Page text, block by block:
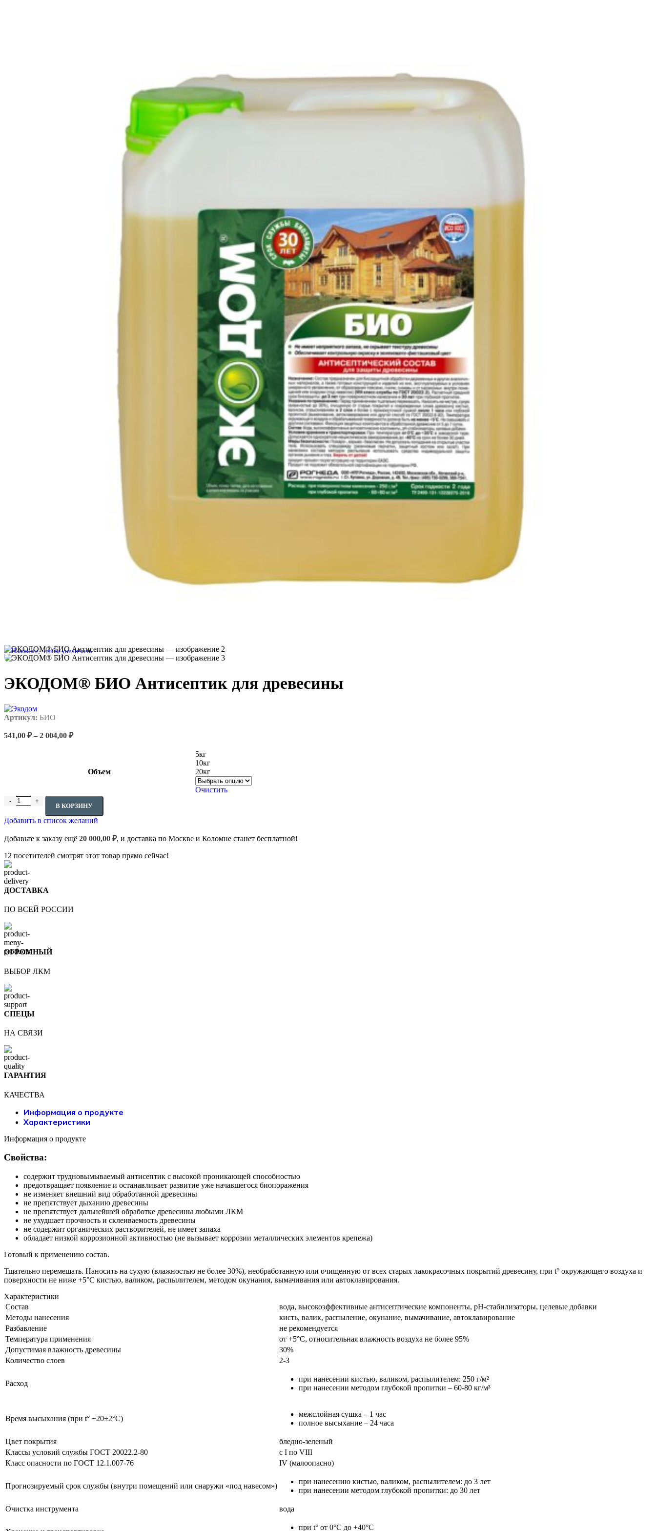
Нажмите, чтобы увеличить
ЭКОДОМ® БИО Антисептик для древесины
Артикул: БИО
541,00 ₽ – 2 004,00 ₽
Объем
5кг
10кг
20кг
Очистить
В КОРЗИНУ
Добавить в список желаний
Добавьте к заказу ещё 20 000,00 ₽, и доставка по Москве и Коломне станет бесплатной!
12 посетителей смотрят этот товар прямо сейчас!
ДОСТАВКА
ПО ВСЕЙ РОССИИ
ОГРОМНЫЙ
ВЫБОР ЛКМ
СПЕЦЫ
НА СВЯЗИ
ГАРАНТИЯ
КАЧЕСТВА
Информация о продукте
Характеристики
Информация о продукте
Свойства:
содержит трудновымываемый антисептик с высокой проникающей способностью
предотвращает появление и останавливает развитие уже начавшегося биопоражения
не изменяет внешний вид обработанной древесины
не препятствует дыханию древесины
не препятствует дальнейшей обработке древесины любыми ЛКМ
не ухудшает прочность и склеиваемость древесины
не содержит органических растворителей, не имеет запаха
обладает низкой коррозионной активностью (не вызывает коррозии металлических элементов крепежа)
Готовый к применению состав.
Тщательно перемешать. Наносить на сухую (влажностью не более 30%), необработанную или очищенную от всех старых лакокрасочных покрытий древесину, при t° окружающего воздуха и
поверхности не ниже +5°C кистью, валиком, распылителем, методом окунания, вымачивания или автоклавирования.
Характеристики
Состав
вода, высокоэффективные антисептические компоненты, pH-стабилизаторы, целевые добавки
Методы нанесения
кисть, валик, распыление, окунание, вымачивание, автоклавирование
Разбавление
не рекомендуется
Температура применения
от +5°С, относительная влажность воздуха не более 95%
Допустимая влажность древесины
30%
Количество слоев
2-3
Расход
при нанесении кистью, валиком, распылителем: 250 г/м²
при нанесении методом глубокой пропитки – 60-80 кг/м³
Время высыхания (при t° +20±2°C)
межслойная сушка – 1 час
полное высыхание – 24 часа
Цвет покрытия
бледно-зеленый
Классы условий службы ГОСТ 20022.2-80
с I по VIII
Класс опасности по ГОСТ 12.1.007-76
IV (малоопасно)
Прогнозируемый срок службы (внутри помещений или снаружи «под навесом»)
при нанесению кистью, валиком, распылителем: до 3 лет
при нанесении методом глубокой пропитки: до 30 лет
Очистка инструмента вода
при t° от 0°С до +40°С